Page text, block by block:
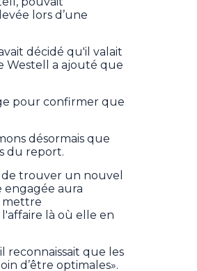
lors d’une
décidé qu'il valait
Westell a ajouté que
pour confirmer que
désormais que
du report.
trouver un nouvel
engagée aura
mettre
là où elle en
reconnaissait que les
d’être optimales».